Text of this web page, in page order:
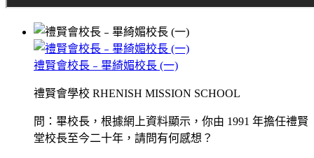
禮賢會校長﹣畢綺媚校長 (一)
禮賢會學校 RHENISH MISSION SCHOOL
問：畢校長，根據網上資料顯示，你由 1991 年擔任禮賢
堂校長至今二十年，請問有何感想？